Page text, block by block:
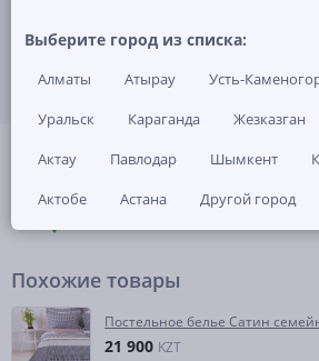
ОТЗЫВЫ И ВОПРОСЫ
Похожие товары
Постельное белье Сатин
21 900 KZT
Выберите город из списка:
Алматы Атырау Усть-
Уральск
Караганда Жезказган
Актау
Павлодар Шымкент
Актобе
Астана Другой город